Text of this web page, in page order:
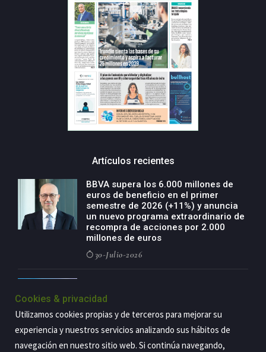
Artículos recientes
BBVA supera los 6.000 millones de
euros de beneficio en el primer
semestre de 2026 (+11%) y anuncia
un nuevo programa extraordinario de
recompra de acciones por 2.000
millones de euros
30-Julio-2026
negocio agro con un modelo global
de especialización presente en siete
países
29-Julio-2026
Cookies & privacidad
Utilizamos cookies propias y de terceros para mejorar su
experiencia y nuestros servicios analizando sus hábitos de
navegación en nuestro sitio web. Si continúa navegando,